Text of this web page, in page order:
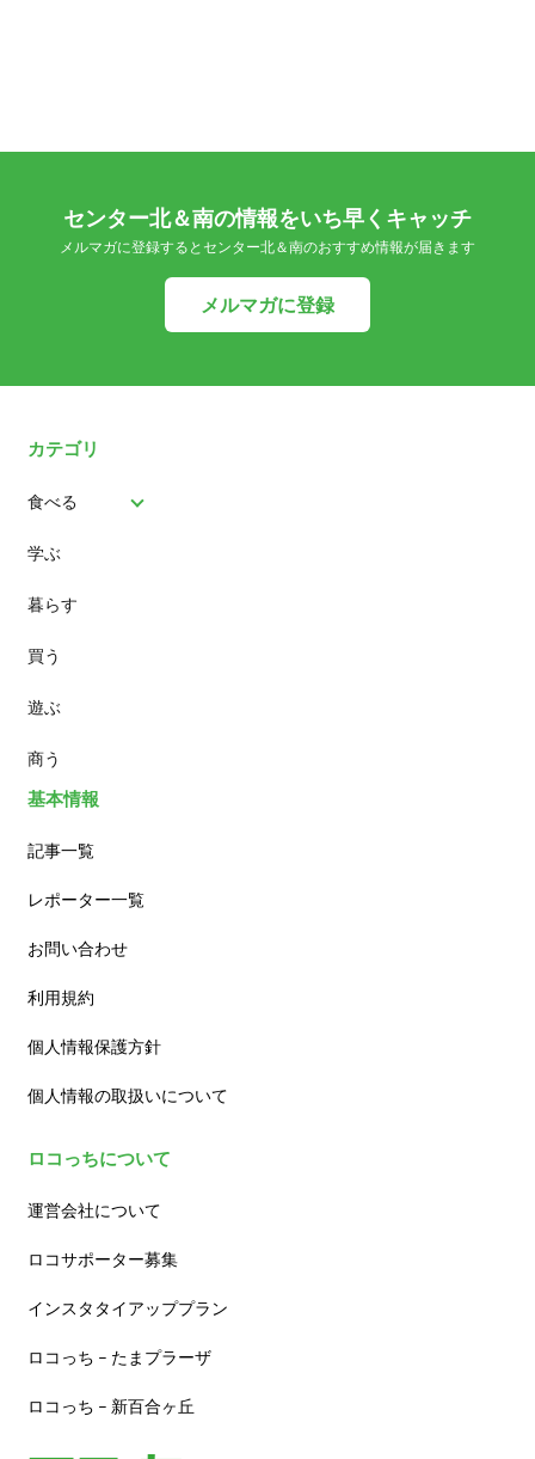
センター北＆南の情報をいち早くキャッチ
メルマガに登録するとセンター北＆南のおすすめ情報が届きます
メルマガに登録
カテゴリ
食べる
パン
スイーツ
ランチ
カフェ
学ぶ
暮らす
買う
遊ぶ
商う
基本情報
記事一覧
レポーター一覧
お問い合わせ
利用規約
個人情報保護方針
個人情報の取扱いについて
ロコっちについて
運営会社について
ロコサポーター募集
インスタタイアッププラン
ロコっち – たまプラーザ
ロコっち – 新百合ヶ丘